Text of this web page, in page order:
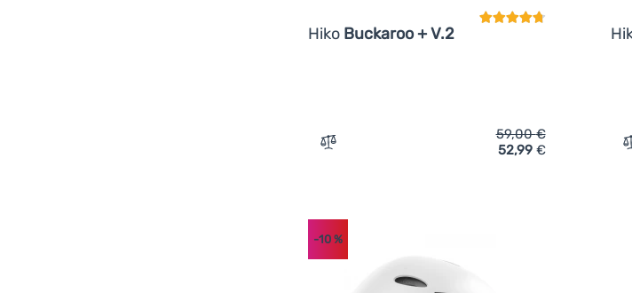
Hiko Buckaroo + V.2
Zum Vergleich 'Kajakhelm Hiko Buckaroo + V.2'
59,00€
52,99 €
-10%